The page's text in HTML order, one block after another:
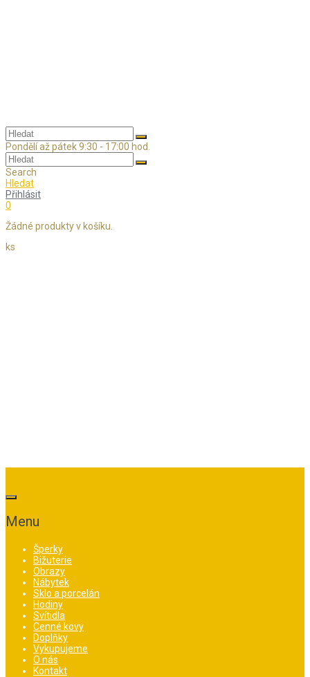
Pondělí až pátek 9:30 - 17:00 hod.
Search
Hledat
Přihlásit
0
Žádné produkty v košíku.
ks
Menu
Šperky
Bižuterie
Obrazy
Nábytek
Sklo a porcelán
Hodiny
Svítidla
Cenné kovy
Doplňky
Vykupujeme
O nás
Kontakt